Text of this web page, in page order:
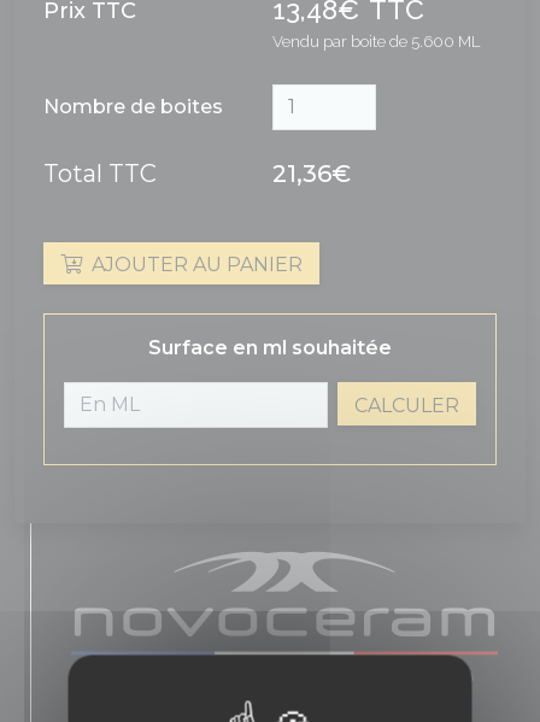
Prix TTC 13,48€ TTC
Vendu par boite de 5.600 ML
Nombre de boites
Total TTC 21,36€
AJOUTER AU PANIER
Surface en ml souhaitée
CALCULER